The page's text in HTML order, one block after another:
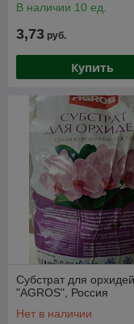
В наличии 10 ед.
3,73 руб.
Купить
Субстрат для
"AGROS", Россия
Нет в наличии